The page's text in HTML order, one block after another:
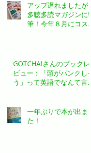
アップ遅れましたが、
多聴多読マガジンに執
筆！今年８月にコスモ
タイトルの特集記事を
書かせていただきまし
た。
GOTCHA!さんのブックレ
ビュー：「頭がパンクしそ
う」って英語でなんて言
一年ぶりで本が出まし
た！